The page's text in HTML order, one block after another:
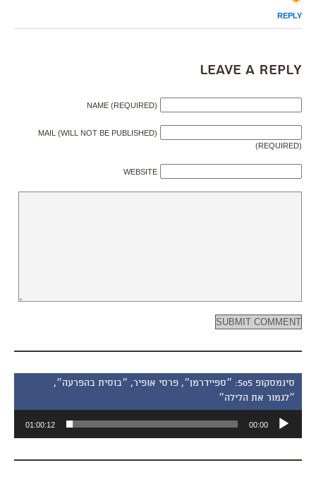
REPLY
Leave a Reply
NAME (REQUIRED)
MAIL (WILL NOT BE PUBLISHED)
(REQUIRED)
WEBSITE
סינמסקופ 505: ״ספיידרמן״, פרסי אופיר, ״בוסית בהפרעה״,
״לגמור את הלילה״
אודיו
00:00
01:00:12